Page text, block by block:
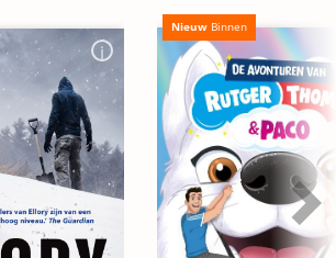
Nieuw Binnen